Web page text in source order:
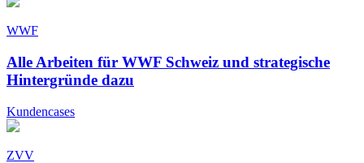
WWF
Alle Arbeiten für WWF Schweiz und strategische
Hintergründe dazu
Kundencases
ZVV